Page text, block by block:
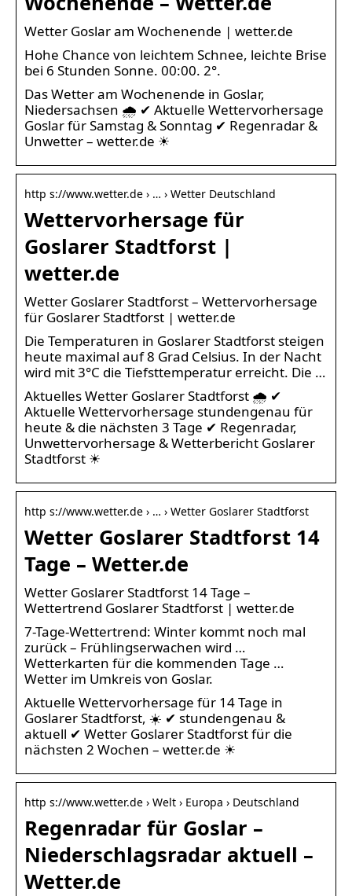
Wetter Goslar am Wochenende | wetter.de
Hohe Chance von leichtem Schnee, leichte Brise
bei 6 Stunden Sonne. 00:00. 2°.
Das Wetter am Wochenende in Goslar,
Niedersachsen 🌧️ ✔ Aktuelle Wettervorhersage
Goslar für Samstag & Sonntag ✔ Regenradar &
Unwetter – wetter.de ☀
http s://www.wetter.de › … › Wetter Deutschland
Wettervorhersage für
Goslarer Stadtforst |
wetter.de
Wetter Goslarer Stadtforst – Wettervorhersage
für Goslarer Stadtforst | wetter.de
Die Temperaturen in Goslarer Stadtforst steigen
heute maximal auf 8 Grad Celsius. In der Nacht
wird mit 3°C die Tiefsttemperatur erreicht. Die …
Aktuelles Wetter Goslarer Stadtforst 🌧️ ✔
Aktuelle Wettervorhersage stundengenau für
heute & die nächsten 3 Tage ✔ Regenradar,
Unwettervorhersage & Wetterbericht Goslarer
Stadtforst ☀
http s://www.wetter.de › … › Wetter Goslarer Stadtforst
Wetter Goslarer Stadtforst 14
Tage – Wetter.de
Wetter Goslarer Stadtforst 14 Tage –
Wettertrend Goslarer Stadtforst | wetter.de
7-Tage-Wettertrend: Winter kommt noch mal
zurück – Frühlingserwachen wird …
Wetterkarten für die kommenden Tage …
Wetter im Umkreis von Goslar.
Aktuelle Wettervorhersage für 14 Tage in
Goslarer Stadtforst, ☀️ ✔ stundengenau &
aktuell ✔ Wetter Goslarer Stadtforst für die
nächsten 2 Wochen – wetter.de ☀
http s://www.wetter.de › Welt › Europa › Deutschland
Regenradar für Goslar –
Niederschlagsradar aktuell –
Wetter.de